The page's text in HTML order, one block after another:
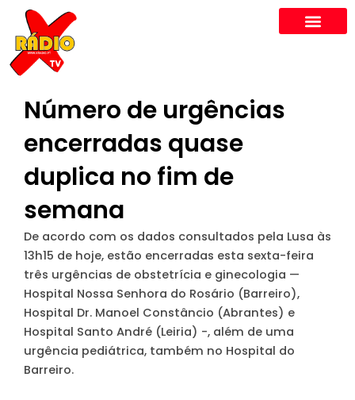
content
Número de urgências
encerradas quase
duplica no fim de
semana
De acordo com os dados consultados pela Lusa às
13h15 de hoje, estão encerradas esta sexta-feira
três urgências de obstetrícia e ginecologia —
Hospital Nossa Senhora do Rosário (Barreiro),
Hospital Dr. Manoel Constâncio (Abrantes) e
Hospital Santo André (Leiria) -, além de uma
urgência pediátrica, também no Hospital do
Barreiro.